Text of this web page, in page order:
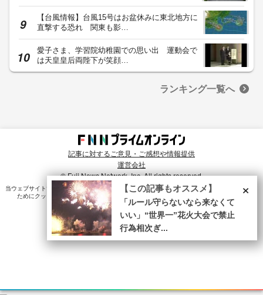
【台風情報】台風15号はお盆休みに東北地方に
直撃する恐れ 関東も影…
愛子さま、学習院幼稚園での思い出 運動会で
は天皇皇后両陛下が笑顔…
ランキング一覧へ
記事に対するご意見・ご感想や情報提供
運営会社
© Fuji News Network, Inc. All rights reserved.
当ウェブサイトでは、ユーザのニーズ・興味・関⼼に合致したコンテンツや広告配信を提供する
ためにクッキーを使⽤しています。詳細は、
プライバシーポリシー をご確認ください。×
【この記事もオススメ】
「ルール守らないなら来なくて
いい」“世界一”花火大会で禁止
行為相次ぎ...